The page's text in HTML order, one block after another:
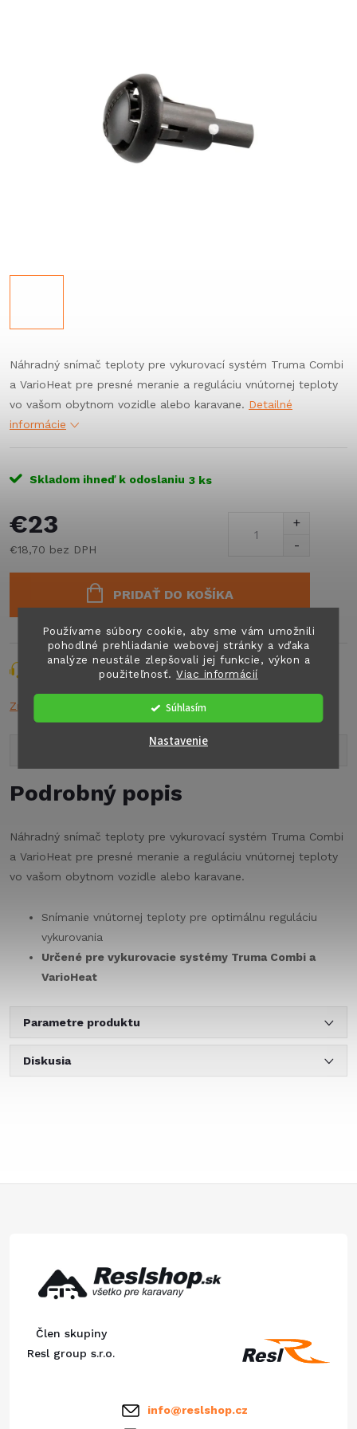
Používame súbory cookie, aby sme vám umožnili
pohodlné prehliadanie webovej stránky a vďaka
analýze neustále zlepšovali jej funkcie, výkon a
použiteľnosť.Viac informácií
Súhlasím
Nastavenie
Náhradný snímač teploty pre vykurovací systém Truma Combi
a VarioHeat pre presné meranie a reguláciu vnútornej teploty
vo vašom obytnom vozidle alebo karavane. Detailné
informácie
Skladom ihneď k odoslaniu 3 ks
€23
€18,70 bez DPH
PRIDAŤ DO KOŠÍKA
Opýtať sa Strážiť Zdieľať
Značka:
Podrobný popis
Náhradný snímač teploty pre vykurovací systém Truma Combi
a VarioHeat pre presné meranie a reguláciu vnútornej teploty
vo vašom obytnom vozidle alebo karavane.
Snímanie vnútornej teploty pre optimálnu reguláciu
vykurovania
Určené pre vykurovacie systémy Truma Combi a
VarioHeat
Parametre produktu
Diskusia
Člen skupiny
Resl group s.r.o.
info@reslshop.cz